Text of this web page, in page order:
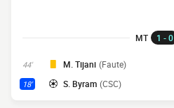
MT 1 - 0
44' M. Tijani (Faute)
18' S. Byram (CSC)